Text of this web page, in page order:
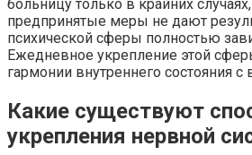
больницу только в крайних
предпринятые меры не дают
психической сферы полностью
Ежедневное укрепление этой
гармонии внутреннего состояния
Какие существуют
укрепления нервной